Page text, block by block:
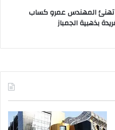
تهنئ المهندس عمرو كساب
بذهبية الجمباز